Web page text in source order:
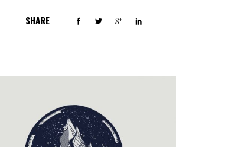
SHARE